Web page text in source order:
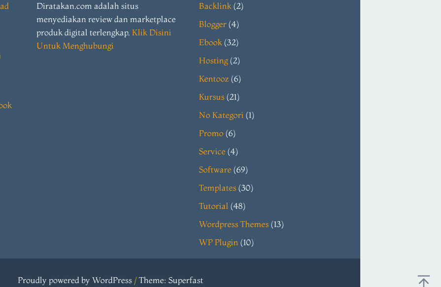
Diratakan.com adalah situs
menyediakan review dan marketplace
produk digital terlengkap. Klik Disini
Untuk Menghubungi
Backlink (2)
Blogger (4)
Ebook (32)
Hosting(2)
Kentooz (6)
Kursus (21)
No Kategori (1)
Promo (6)
Service (4)
Software (69)
Templates (30)
Tutorial (48)
Wordpress Themes (13)
WP Plugin (10)
Proudly powered by WordPress /Theme: Superfast